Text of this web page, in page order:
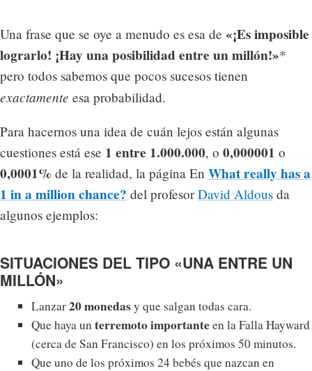
Una frase que se oye a menudo es esa de «¡Es imposible
lograrlo! ¡Hay una posibilidad entre un millón!»*
pero todos sabemos que pocos sucesos tienen
exactamente esa probabilidad.
Para hacernos una idea de cuán lejos están algunas
cuestiones está ese 1 entre 1.000.000, o 0,000001 o
0,0001% de la realidad, la página En What really has a
1 in a million chance? del profesorDavid Aldous da
algunos ejemplos:
SITUACIONES DEL TIPO «UNA ENTRE UN
MILLÓN»
Lanzar20 monedasy que salgan todas cara.
Que haya unterremoto importanteen la Falla Hayward
(cerca de San Francisco) en los próximos 50 minutos.
Que uno de los próximos 24 bebés que nazcan en